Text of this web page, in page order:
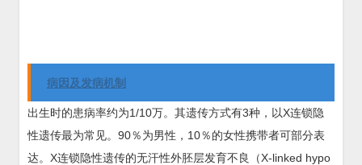
病因及发病机制
出生时的患病率约为1/10万。其遗传方式有3种，以X连锁隐
性遗传最为常见。90％为男性，10％的女性携带者可部分表
达。X连锁隐性遗传的无汗性外胚层发育不良（X-linked hypo